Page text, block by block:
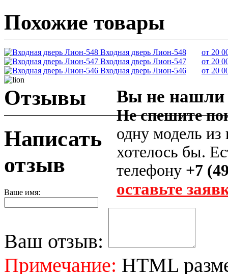
Похожие товары
Входная дверь Лион-548
от 20
Входная дверь Лион-547
от 20
Входная дверь Лион-546
от 20
Вы не нашли
Не спешите
одну модель
хотелось бы.
телефону +7
оставьте
Отзывы
Написать
отзыв
Ваше имя:
Ваш отзыв:
Примечание: HTML